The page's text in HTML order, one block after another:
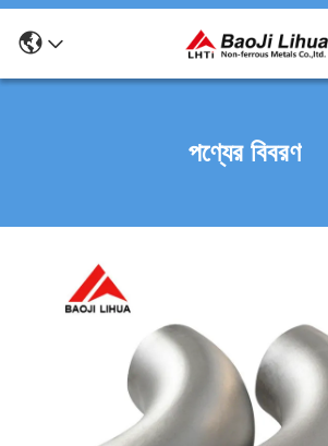
পণ্যের বিবরণ